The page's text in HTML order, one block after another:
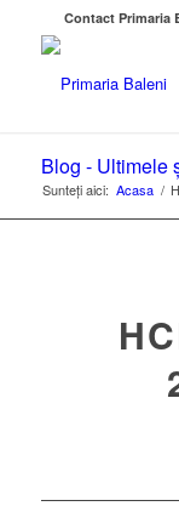
Contact Primaria
Blog - Ultimele
Sunteți aici: Acasa /